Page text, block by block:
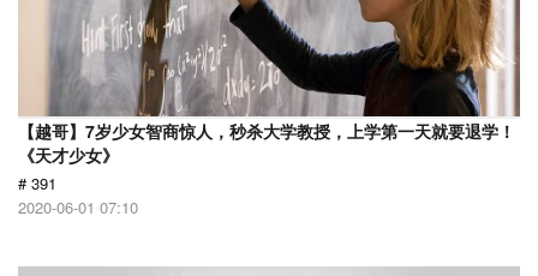
【越哥】7岁少女智商惊人，秒杀大学教授，上学第一天就要退学！
《天才少女》
# 391
2020-06-01 07:10